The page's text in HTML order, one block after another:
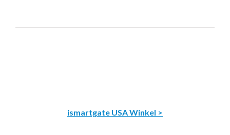
ismartgate USA Winkel >